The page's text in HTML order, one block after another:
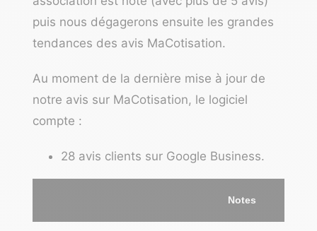
puis nous dégagerons ensuite les grandes
tendances des avis MaCotisation.
Au moment de la dernière mise à jour de
notre avis sur MaCotisation, le logiciel
compte :
28 avis clients sur Google Business.
Notes